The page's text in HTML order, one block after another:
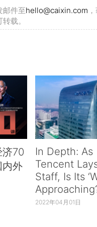
邮件至hello@caixin.com
载。
70
内外
In Depth: As
Tencent
Staff, Is Its
2022年04月01日